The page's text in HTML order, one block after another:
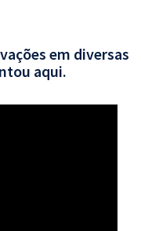
em diversas
aqui.